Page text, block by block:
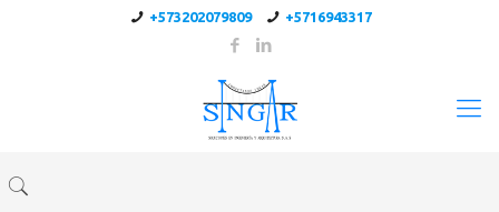
+573202079809 +5716943317